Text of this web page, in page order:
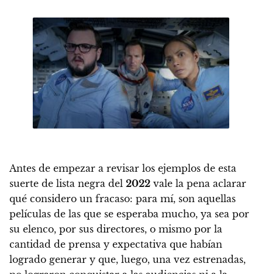
Antes de empezar a revisar los ejemplos de esta
suerte de lista negra del 2022 vale la pena aclarar
qué considero un fracaso: para mí, son aquellas
películas de las que se esperaba mucho, ya sea por
su elenco, por sus directores, o mismo por la
cantidad de prensa y expectativa que habían
logrado generar y que, luego, una vez estrenadas,